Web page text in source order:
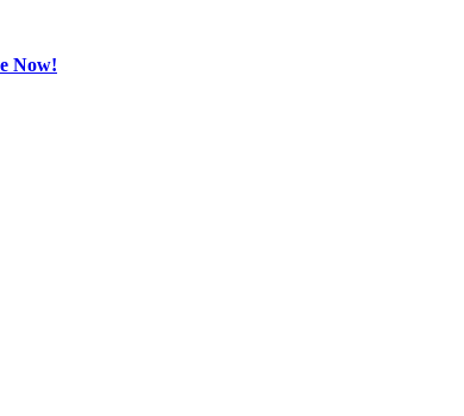
Now!